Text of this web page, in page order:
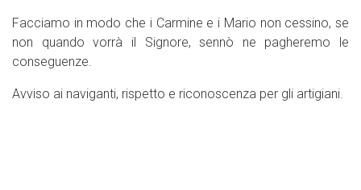
Facciamo in modo che i Carmine e i Mario non cessino, se
non quando vorrà il Signore, sennò ne pagheremo le
conseguenze.
Avviso ai naviganti, rispetto e riconoscenza per gli artigiani.